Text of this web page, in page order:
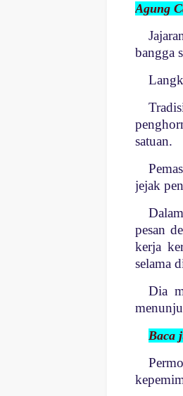
Agung
bangga
satuan.
jejak
pesan
kerja
selama
Dia
Baca